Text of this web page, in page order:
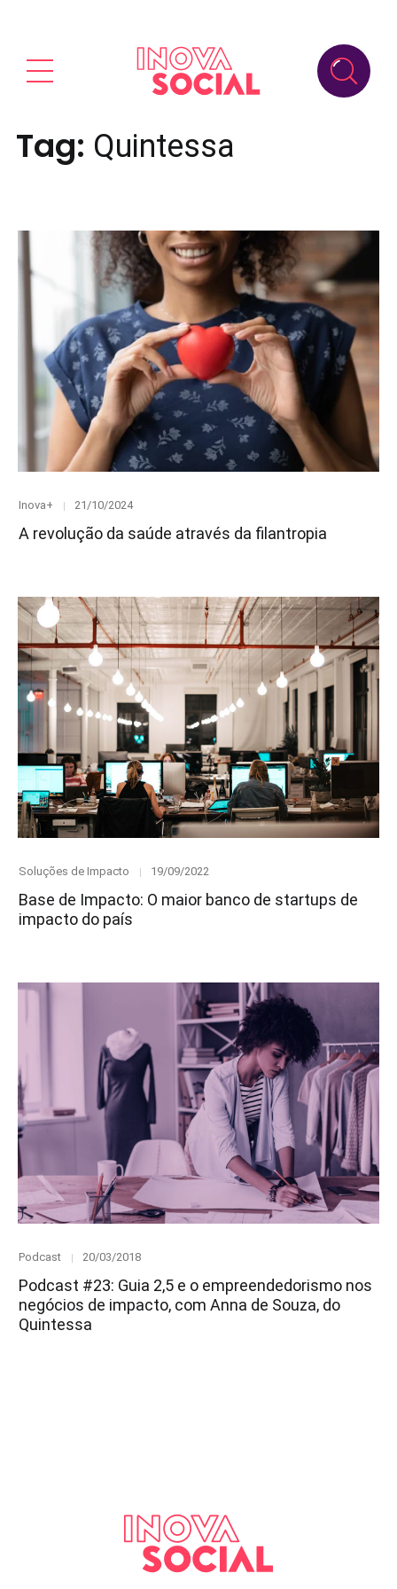
Tag: Quintessa
Category
Inova+
Posted
21/10/2024
A revolução da saúde através da filantropia
Category
Soluções de Impacto
Posted
19/09/2022
Base de Impacto: O maior banco de startups de
impacto do país
Category
Podcast
Posted
20/03/2018
Podcast #23: Guia 2,5 e o empreendedorismo nos
negócios de impacto, com Anna de Souza, do
Quintessa